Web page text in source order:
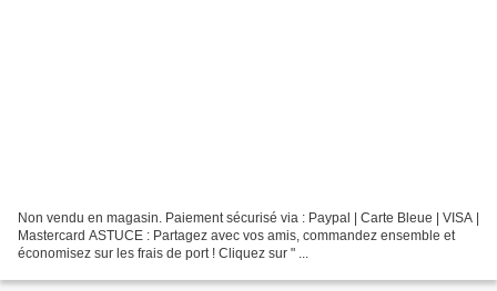
Non vendu en magasin. Paiement sécurisé via : Paypal | Carte Bleue | VISA |
Mastercard ASTUCE : Partagez avec vos amis, commandez ensemble et
économisez sur les frais de port ! Cliquez sur " ...